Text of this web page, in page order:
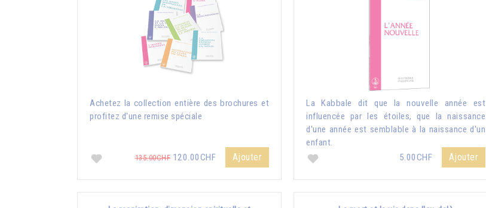
Achetez la collection entière des brochures et
profitez d'une remise spéciale
135.00CHF 120.00CHF Ajouter
La Kabbale dit que la nouvelle année est
influencée par les étoiles, que la naissance
d'une année est semblable à la naissance d'un
enfant.
5.00CHF
Ajouter